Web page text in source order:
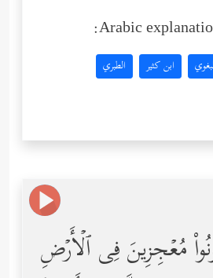
Arabic
ابن كثير الطبري
مُعۡجِزِینَ فِی ٱلۡأَرۡضِ